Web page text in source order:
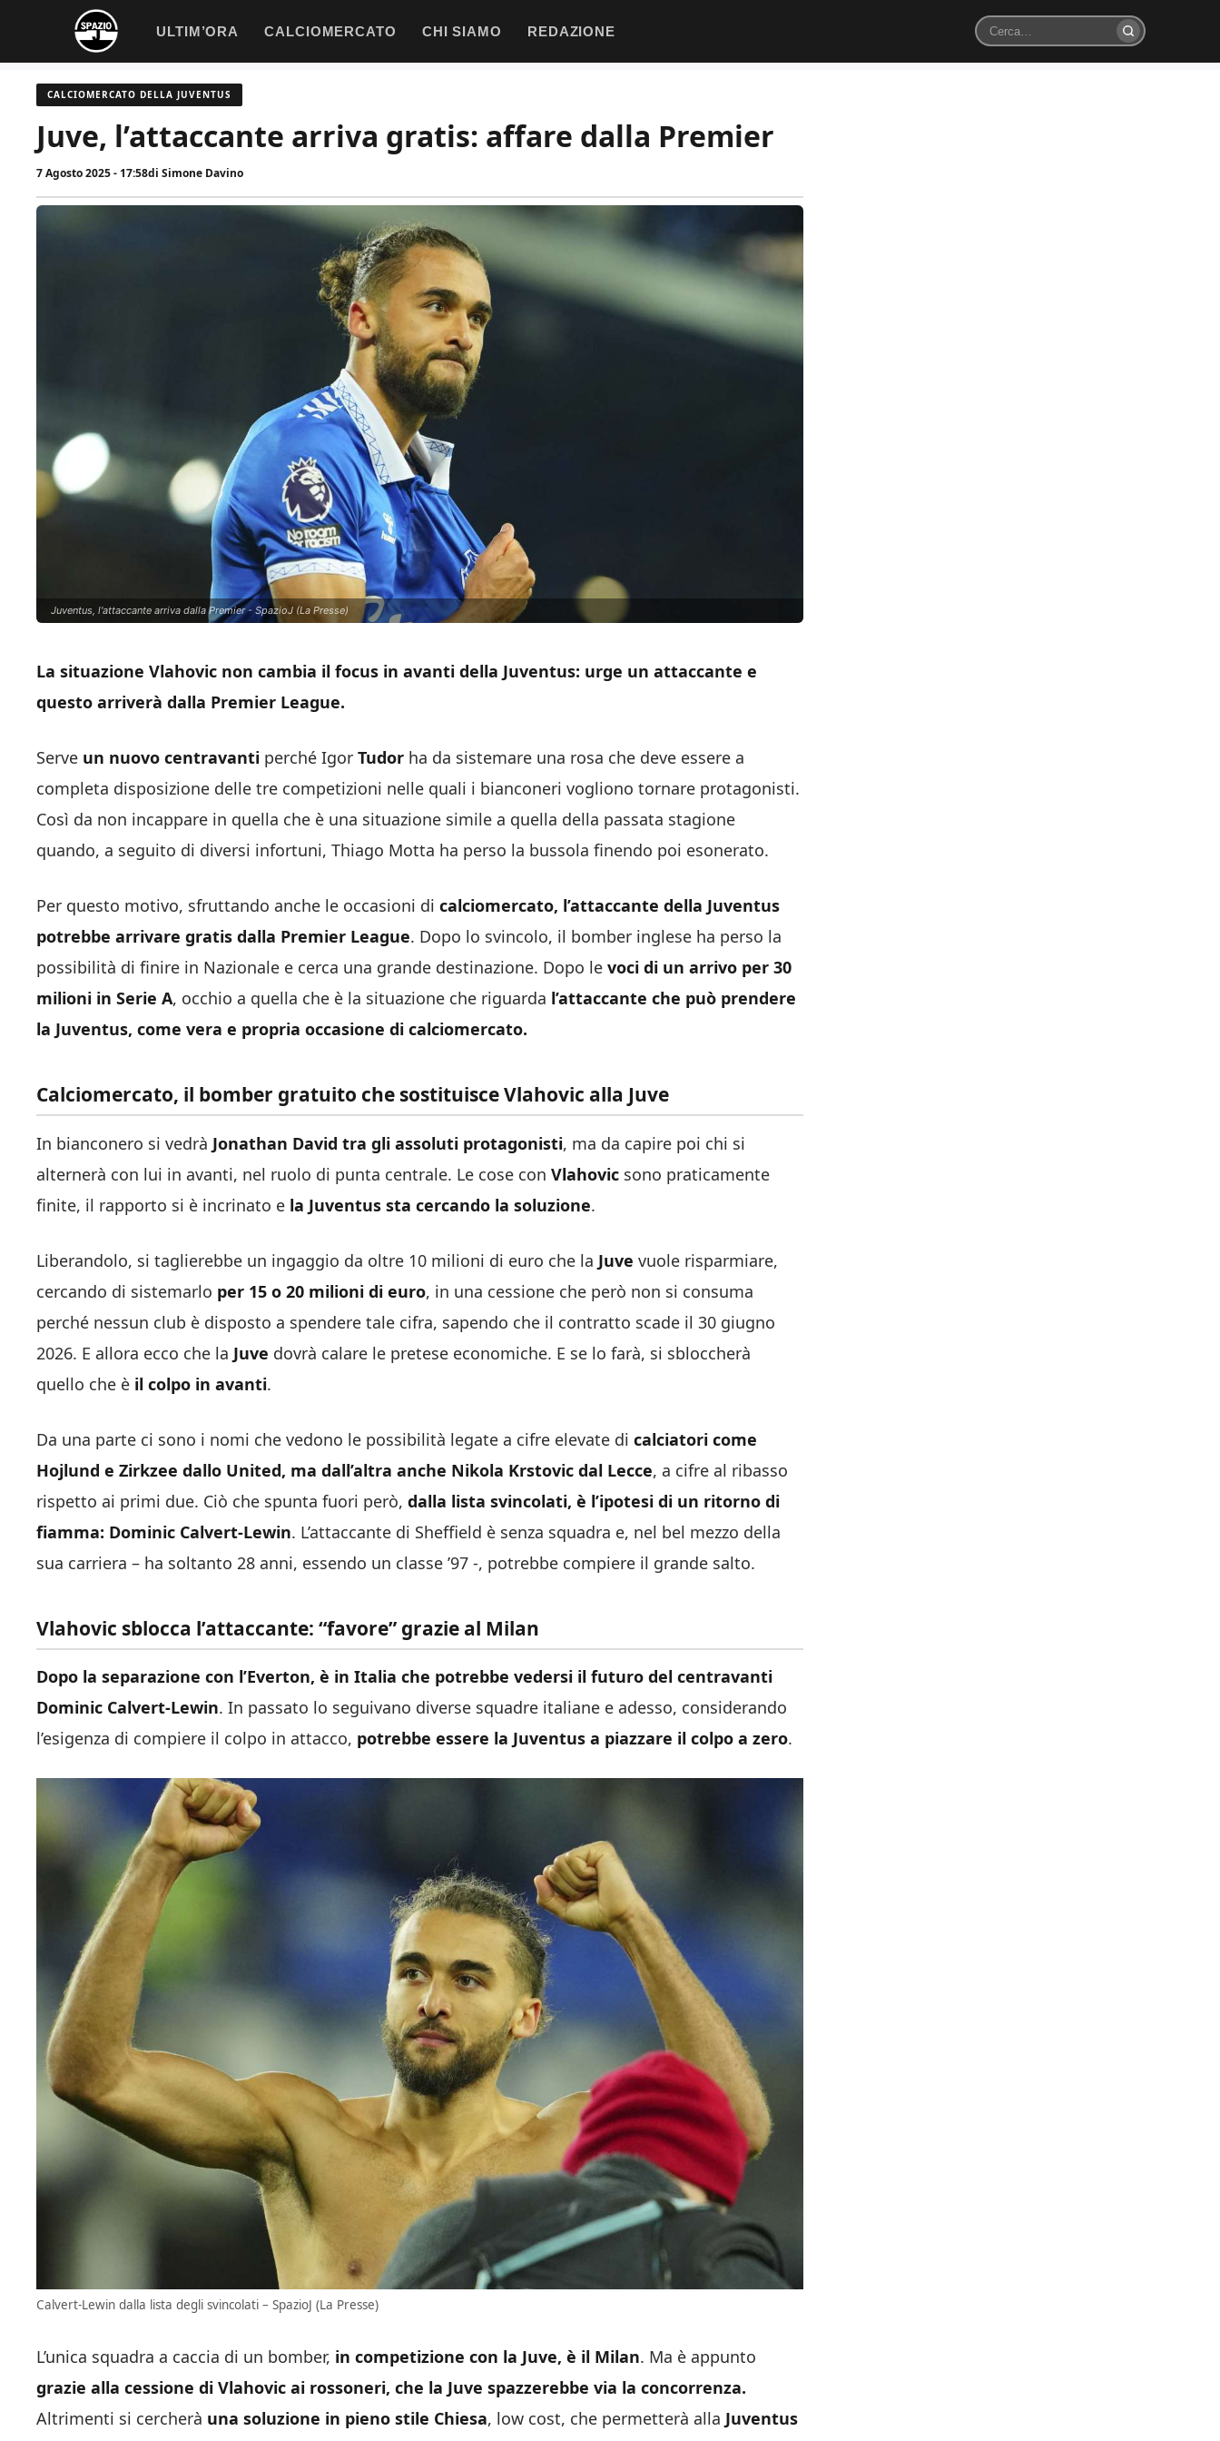
contenuto
ULTIM’ORA CALCIOMERCATO CHI SIAMO REDAZIONE
Cerca
CALCIOMERCATO DELLA JUVENTUS
Juve, l’attaccante arriva gratis: affare dalla Premier
7 Agosto 2025 - 17:58di Simone Davino
Juventus, l'attaccante arriva dalla Premier - SpazioJ (La Presse)
La situazione Vlahovic non cambia il focus in avanti della Juventus: urge un attaccante e
questo arriverà dalla Premier League.
Serve un nuovo centravanti perché Igor Tudor ha da sistemare una rosa che deve essere a
completa disposizione delle tre competizioni nelle quali i bianconeri vogliono tornare protagonisti.
Così da non incappare in quella che è una situazione simile a quella della passata stagione
quando, a seguito di diversi infortuni, Thiago Motta ha perso la bussola finendo poi esonerato.
Per questo motivo, sfruttando anche le occasioni di calciomercato, l’attaccante della Juventus
potrebbe arrivare gratis dalla Premier League. Dopo lo svincolo, il bomber inglese ha perso la
possibilità di finire in Nazionale e cerca una grande destinazione. Dopo le voci di un arrivo per 30
milioni in Serie A, occhio a quella che è la situazione che riguarda l’attaccante che può prendere
la Juventus, come vera e propria occasione di calciomercato.
Calciomercato, il bomber gratuito che sostituisce Vlahovic alla Juve
In bianconero si vedrà Jonathan David tra gli assoluti protagonisti, ma da capire poi chi si
alternerà con lui in avanti, nel ruolo di punta centrale. Le cose con Vlahovic sono praticamente
finite, il rapporto si è incrinato e la Juventus sta cercando la soluzione.
Liberandolo, si taglierebbe un ingaggio da oltre 10 milioni di euro che la Juve vuole risparmiare,
cercando di sistemarlo per 15 o 20 milioni di euro, in una cessione che però non si consuma
perché nessun club è disposto a spendere tale cifra, sapendo che il contratto scade il 30 giugno
2026. E allora ecco che la Juve dovrà calare le pretese economiche. E se lo farà, si sbloccherà
quello che è il colpo in avanti.
Da una parte ci sono i nomi che vedono le possibilità legate a cifre elevate di calciatori come
Hojlund e Zirkzee dallo United, ma dall’altra anche Nikola Krstovic dal Lecce, a cifre al ribasso
rispetto ai primi due. Ciò che spunta fuori però, dalla lista svincolati, è l’ipotesi di un ritorno di
fiamma: Dominic Calvert-Lewin. L’attaccante di Sheffield è senza squadra e, nel bel mezzo della
sua carriera – ha soltanto 28 anni, essendo un classe ’97 -, potrebbe compiere il grande salto.
Vlahovic sblocca l’attaccante: “favore” grazie al Milan
Dopo la separazione con l’Everton, è in Italia che potrebbe vedersi il futuro del centravanti
Dominic Calvert-Lewin. In passato lo seguivano diverse squadre italiane e adesso, considerando
l’esigenza di compiere il colpo in attacco, potrebbe essere la Juventus a piazzare il colpo a zero.
Calvert-Lewin dalla lista degli svincolati – SpazioJ (La Presse)
L’unica squadra a caccia di un bomber, in competizione con la Juve, è il Milan. Ma è appunto
grazie alla cessione di Vlahovic ai rossoneri, che la Juve spazzerebbe via la concorrenza.
Altrimenti si cercherà una soluzione in pieno stile Chiesa, low cost, che permetterà alla Juventus